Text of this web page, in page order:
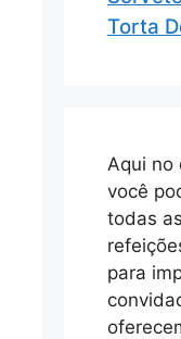
Torta
Aqui no
você
todas
para